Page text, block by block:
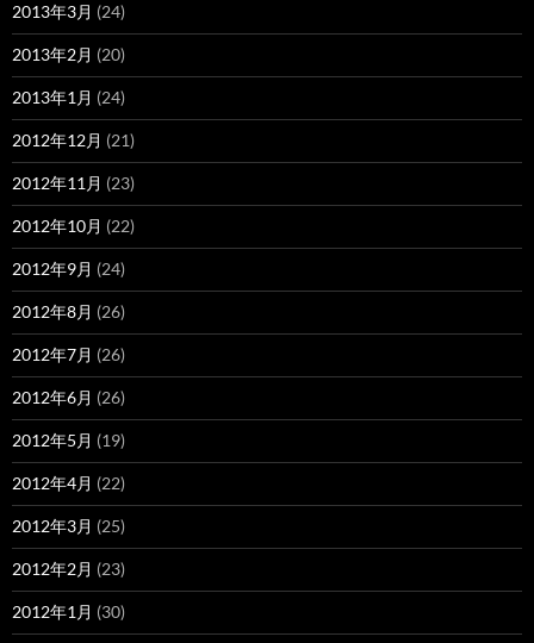
2013年3月 (24)
2013年2月 (20)
2013年1月 (24)
2012年12月 (21)
2012年11月 (23)
2012年10月 (22)
2012年9月 (24)
2012年8月 (26)
2012年7月 (26)
2012年6月 (26)
2012年5月 (19)
2012年4月 (22)
2012年3月 (25)
2012年2月 (23)
2012年1月 (30)